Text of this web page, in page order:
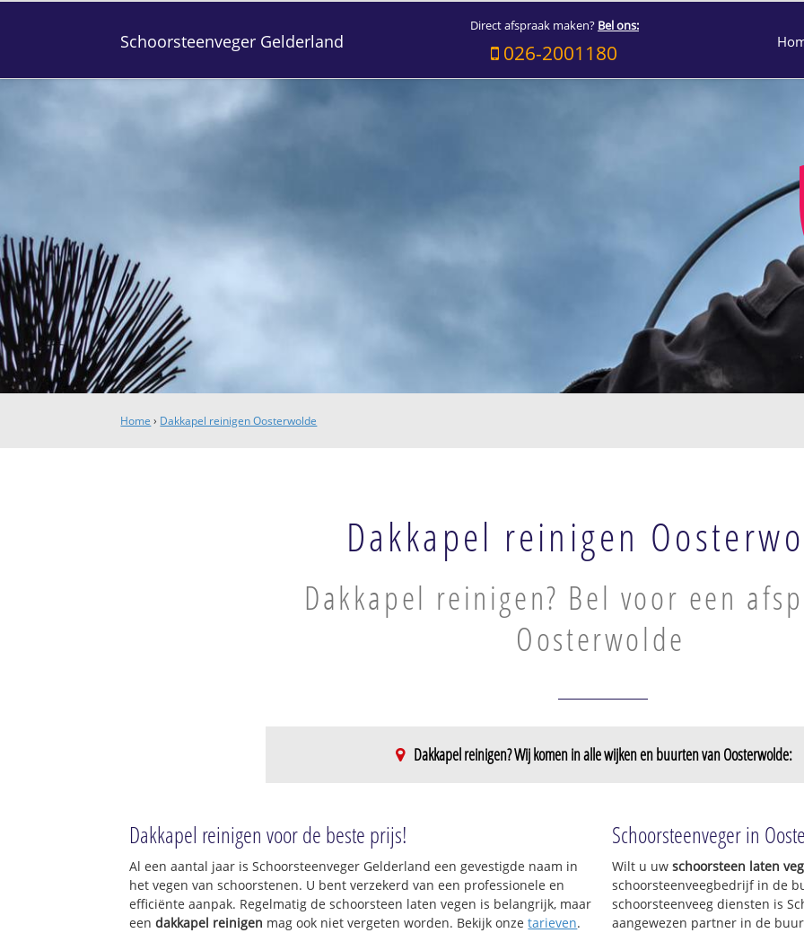
Schoorsteenveger Gelderland
Direct afspraak maken? Bel ons:
026-2001180
Home › Dakkapel reinigen Oosterwolde
Dakkapel reinigen
Dakkapel reinigen? Bel voor een
Oosterwolde
Dakkapel reinigen? Wij komen in alle wijken en buurten van Oosterwolde:
Noordeinde
Eekt
Dakkapel reinigen voor de beste prijs!
Al een aantal jaar is Schoorsteenveger Gelderland een gevestigde naam in
het vegen van schoorstenen. U bent verzekerd van een professionele en
efficiënte aanpak. Regelmatig de schoorsteen laten vegen is belangrijk, maar
eendakkapel reinigen mag ook niet vergeten worden. Bekijk onzetarieven.
Schoorsteenveger in
Wilt u uw schoorsteen laten
schoorsteenveegbedrijf in de
schoorsteenveeg diensten is
aangewezen partner in de